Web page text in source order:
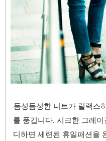
듬성듬성한 니트가 릴랙스
를 풍깁니다. 시크한 그레이
디하면 세련된 휴일패션을